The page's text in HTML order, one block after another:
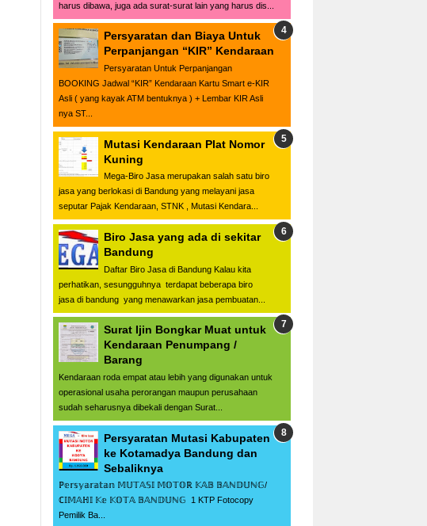
harus dibawa, juga ada surat-surat lain yang harus dis...
Persyaratan dan Biaya Untuk
Perpanjangan “KIR” Kendaraan
Persyaratan Untuk Perpanjangan
BOOKING Jadwal “KIR” Kendaraan Kartu Smart e-KIR
Asli ( yang kayak ATM bentuknya ) + Lembar KIR Asli
nya ST...
Mutasi Kendaraan Plat Nomor
Kuning
Mega-Biro Jasa merupakan salah satu biro
jasa yang berlokasi di Bandung yang melayani jasa
seputar Pajak Kendaraan, STNK , Mutasi Kendara...
Biro Jasa yang ada di sekitar
Bandung
Daftar Biro Jasa di Bandung Kalau kita
perhatikan, sesungguhnya terdapat beberapa biro
jasa di bandung yang menawarkan jasa pembuatan...
Surat Ijin Bongkar Muat untuk
Kendaraan Penumpang /
Barang
Kendaraan roda empat atau lebih yang digunakan untuk
operasional usaha perorangan maupun perusahaan
sudah seharusnya dibekali dengan Surat...
Persyaratan Mutasi Kabupaten
ke Kotamadya Bandung dan
Sebaliknya
ℙ𝕖𝕣𝕤𝕪𝕒𝕣𝕒𝕥𝕒𝕟 𝕄𝕌𝕋𝔸𝕊𝕀 𝕄𝕆𝕋𝕆ℝ 𝕂𝔸𝔹 𝔹𝔸ℕ𝔻𝕌ℕ𝔾/
ℂ𝕀𝕄𝔸ℍ𝕀 𝕂𝕖 𝕂𝕆𝕋𝔸 𝔹𝔸ℕ𝔻𝕌ℕ𝔾 1 KTP Fotocopy
Pemilik Ba...